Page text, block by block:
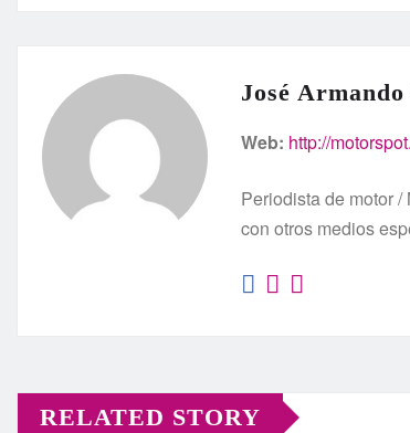
José Armando
Web: http://
Periodista de motor
con otros medios
RELATED STORY